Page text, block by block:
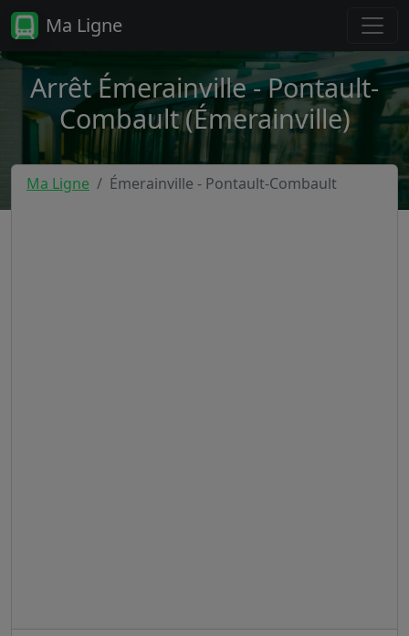
Ma Ligne
Arrêt Émerainville - Pontault-
Combault (Émerainville)
Ma Ligne Émerainville - Pontault-Combault